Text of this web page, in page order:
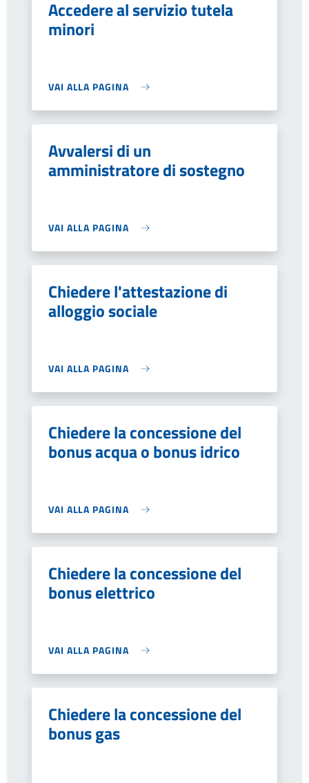
Accedere al servizio tutela
minori
VAI ALLA PAGINA
Avvalersi di un
amministratore di sostegno
VAI ALLA PAGINA
Chiedere l'attestazione di
alloggio sociale
VAI ALLA PAGINA
Chiedere la concessione del
bonus acqua o bonus idrico
VAI ALLA PAGINA
Chiedere la concessione del
bonus elettrico
VAI ALLA PAGINA
Chiedere la concessione del
bonus gas